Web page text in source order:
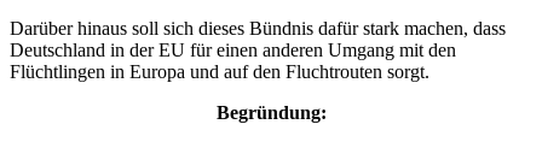
Darüber hinaus soll sich dieses Bündnis dafür stark machen, dass
Deutschland in der EU für einen anderen Umgang mit den
Flüchtlingen in Europa und auf den Fluchtrouten sorgt.
Begründung: